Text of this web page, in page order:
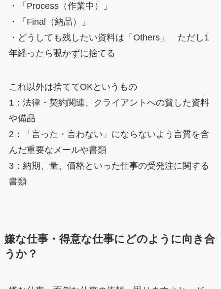
・「Process（作業中）」
・「Final（納品）」
・どうしても残したい資料は「Others」 ただし1
年経ったら覗かずに捨てる
これ以外は捨ててOKというもの
1：法律・契約関連、クライアントへの貧した資料
や備品
2：「言った・言わない」にならないよう言質を含
んだ重要なメールや書類
3：納期、量、価格といった仕事の受発注に関する
書類
嫌な仕事・得意な仕事にどのように向き合
うか？